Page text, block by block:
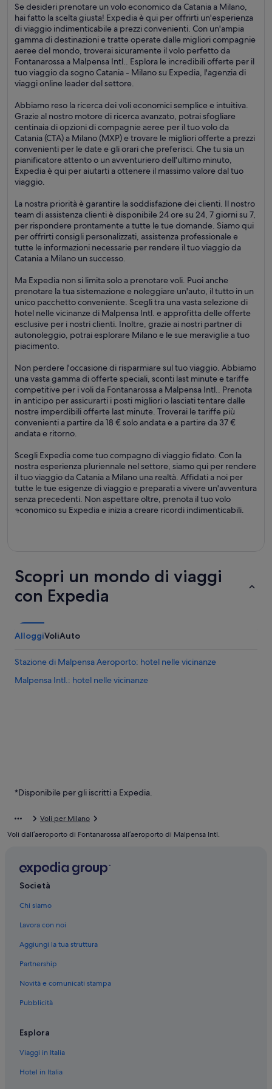
Se desideri prenotare un volo economico da Catania a Milano,
hai fatto la scelta giusta! Expedia è qui per offrirti un'esperienza
di viaggio indimenticabile a prezzi convenienti. Con un'ampia
gamma di destinazioni e tratte operate dalle migliori compagnie
aeree del mondo, troverai sicuramente il volo perfetto da
Fontanarossa a Malpensa Intl.. Esplora le incredibili offerte per il
tuo viaggio da sogno Catania - Milano su Expedia, l'agenzia di
viaggi online leader del settore.
Abbiamo reso la ricerca dei voli economici semplice e intuitiva.
Grazie al nostro motore di ricerca avanzato, potrai sfogliare
centinaia di opzioni di compagnie aeree per il tuo volo da
Catania (CTA) a Milano (MXP) e trovare le migliori offerte a prezzi
convenienti per le date e gli orari che preferisci. Che tu sia un
pianificatore attento o un avventuriero dell'ultimo minuto,
Expedia è qui per aiutarti a ottenere il massimo valore dal tuo
viaggio.
La nostra priorità è garantire la soddisfazione dei clienti. Il nostro
team di assistenza clienti è disponibile 24 ore su 24, 7 giorni su 7,
per rispondere prontamente a tutte le tue domande. Siamo qui
per offrirti consigli personalizzati, assistenza professionale e
tutte le informazioni necessarie per rendere il tuo viaggio da
Catania a Milano un successo.
Ma Expedia non si limita solo a prenotare voli. Puoi anche
prenotare la tua sistemazione e noleggiare un'auto, il tutto in un
unico pacchetto conveniente. Scegli tra una vasta selezione di
hotel nelle vicinanze di Malpensa Intl. e approfitta delle offerte
esclusive per i nostri clienti. Inoltre, grazie ai nostri partner di
autonoleggio, potrai esplorare Milano e le sue meraviglie a tuo
piacimento.
Non perdere l'occasione di risparmiare sul tuo viaggio. Abbiamo
una vasta gamma di offerte speciali, sconti last minute e tariffe
competitive per i voli da Fontanarossa a Malpensa Intl.. Prenota
in anticipo per assicurarti i posti migliori o lasciati tentare dalle
nostre imperdibili offerte last minute. Troverai le tariffe più
convenienti a partire da 18 € solo andata e a partire da 37 €
andata e ritorno.
Scegli Expedia come tuo compagno di viaggio fidato. Con la
nostra esperienza pluriennale nel settore, siamo qui per rendere
il tuo viaggio da Catania a Milano una realtà. Affidati a noi per
tutte le tue esigenze di viaggio e preparati a vivere un'avventura
senza precedenti. Non aspettare oltre, prenota il tuo volo
economico su Expedia e inizia a creare ricordi indimenticabili.
Scopri un mondo di viaggi
con Expedia
AlloggiVoliAuto
Stazione di Malpensa Aeroporto: hotel nelle vicinanze
Malpensa Intl.: hotel nelle vicinanze
*Disponibile per gli iscritti a Expedia.
Voli per Milano
Voli dall’aeroporto di Fontanarossa all’aeroporto di Malpensa Intl.
Società
Chi siamo
Lavora con noi
Aggiungi la tua struttura
Partnership
Novità e comunicati stampa
Pubblicità
Esplora
Viaggi in Italia
Hotel in Italia